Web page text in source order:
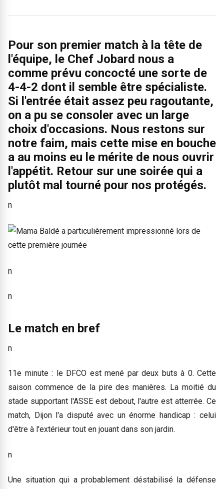
Pour son premier match à la tête de
l'équipe, le Chef Jobard nous a
comme prévu concocté une sorte de
4-4-2 dont il semble être spécialiste.
Si l'entrée était assez peu ragoutante,
on a pu se consoler avec un large
choix d'occasions. Nous restons sur
notre faim, mais cette mise en bouche
a au moins eu le mérite de nous ouvrir
l'appétit. Retour sur une soirée qui a
plutôt mal tourné pour nos protégés.
n
n
n
Le match en bref
n
11e minute : le DFCO est mené par deux buts à 0. Cette
saison commence de la pire des manières. La moitié du
stade supportant l'ASSE est debout, l'autre est atterrée. Ce
match, Dijon l'a disputé avec un énorme handicap : celui
d'être à l'extérieur tout en jouant dans son jardin.
n
Une situation qui a probablement déstabilisé la défense